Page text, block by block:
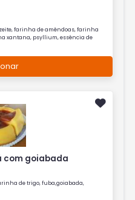
farinha de amêndoas, farinha
xantana, psyllium, essência de
com goiabada
de trigo, fuba,goiabada,